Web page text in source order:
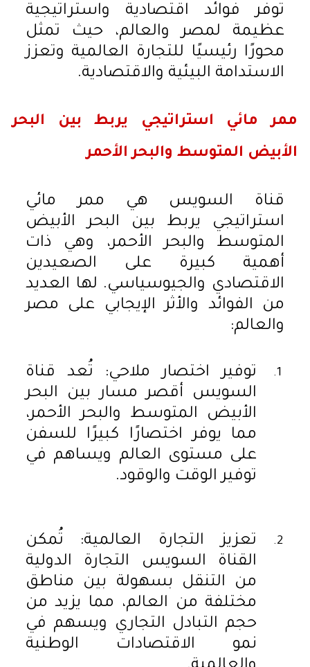
توفر فوائد اقتصادية واستراتيجية
عظيمة لمصر والعالم، حيث تمثل
محورًا رئيسيًا للتجارة العالمية وتعزز
الاستدامة البيئية والاقتصادية.
ممر مائي استراتيجي يربط بين البحر
الأبيض المتوسط والبحر الأحمر
قناة السويس هي ممر مائي
استراتيجي يربط بين البحر الأبيض
المتوسط والبحر الأحمر، وهي ذات
أهمية كبيرة على الصعيدين
الاقتصادي والجيوسياسي. لها العديد
من الفوائد والأثر الإيجابي على مصر
والعالم:
توفير اختصار ملاحي: تُعد قناة
السويس أقصر مسار بين البحر
الأبيض المتوسط والبحر الأحمر،
مما يوفر اختصارًا كبيرًا للسفن
على مستوى العالم ويساهم في
توفير الوقت والوقود.
تعزيز التجارة العالمية: تُمكن
القناة السويس التجارة الدولية
من التنقل بسهولة بين مناطق
مختلفة من العالم، مما يزيد من
حجم التبادل التجاري ويسهم في
نمو الاقتصادات الوطنية